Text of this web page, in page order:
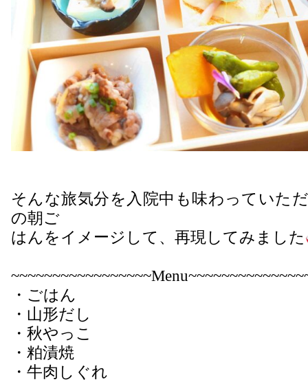
そんな旅気分を入院中も味わっていた
の朝ご
はんをイメージして、再現してみました
・ごはん
・山形だし
・秋やっこ
・粕漬焼
・牛肉しぐれ